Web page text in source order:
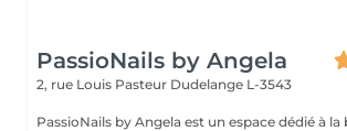
PassioNails by Angela
2, rue Louis Pasteur Dudelange L-3543
PassioNails by Angela est un espace dédié à la